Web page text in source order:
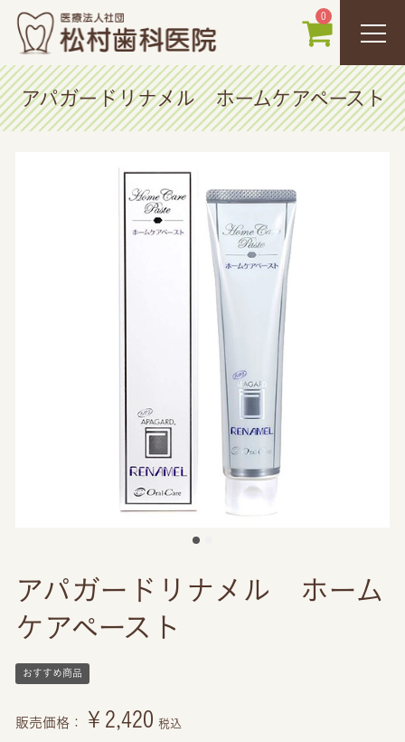
0
アパガードリナメル ホームケアペースト
アパガードリナメル ホーム
ケアペースト
おすすめ商品
販売価格： ￥2,420 税込